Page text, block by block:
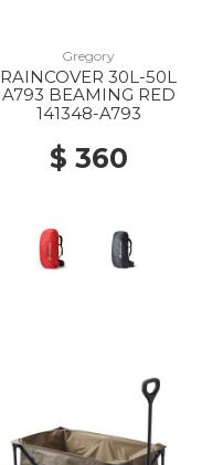
Gregory
RAINCOVER 30L-50L
A793 BEAMING RED
141348-A793
$ 360